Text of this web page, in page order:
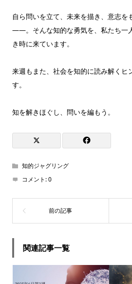
自ら問いを立て、未来を描き、意志を
——。そんな知的な勇気を、私たち一
き時に来ています。
来週もまた、社会を知的に読み解くヒ
す。
知を解きほぐし、問いを編もう。
知的ジャグリング
コメント:0
関連記事一覧